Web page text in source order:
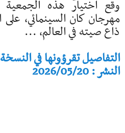
وقع اختيار هذه
مهرجان كان السينمائي، على
ذاع صيته في العالم، ...
التفاصيل تقرؤونها في
النشر : 2026/05/20